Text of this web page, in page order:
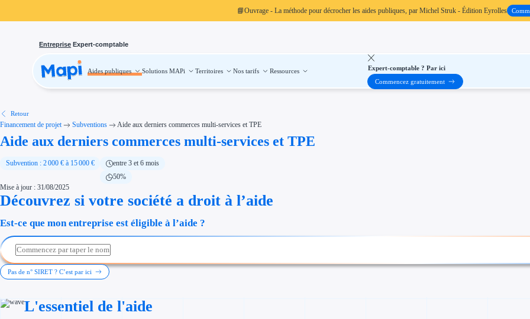
📘Ouvrage - La méthode pour décrocher les aides publiques, par Michel Struk - Édition Eyrolles
Entreprise Expert-comptable
Aides publiques Solutions MAPi Territoires Nos tarifs Ressources
Aides publiques
Investissement
Thématiques
Transition écologique
Développement international
Économies d'énergie et d'eau
Étapes de vie
Cession d'entreprise
Entreprise en difficulté
Type de financements
Aides sans remboursement
Subventions
Investir dans une entreprise
Aides Urssaf
Prêts publics
Expert-comptable ? Par ici
Commencez gratuitement
Retour
Financement de projet Subventions Aide aux derniers commerces multi-services et TPE
Aide aux derniers commerces multi-services et TPE
Subvention : 2 000 € à 15 000 €
entre 3 et 6 mois
50%
Mise à jour : 31/08/2025
Découvrez si votre société a droit à l’aide
Est-ce que mon entreprise est éligible à l’aide ?
Pas de n° SIRET ? C’est par ici
L'essentiel de l'aide